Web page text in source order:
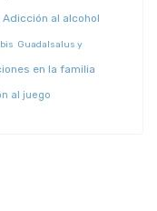
Adicción al alcohol
Guadalsalus y
en la familia
al juego